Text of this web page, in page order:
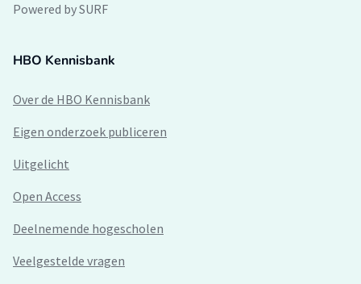
Powered by SURF
HBO Kennisbank
Over de HBO Kennisbank
Eigen onderzoek publiceren
Uitgelicht
Open Access
Deelnemende hogescholen
Veelgestelde vragen